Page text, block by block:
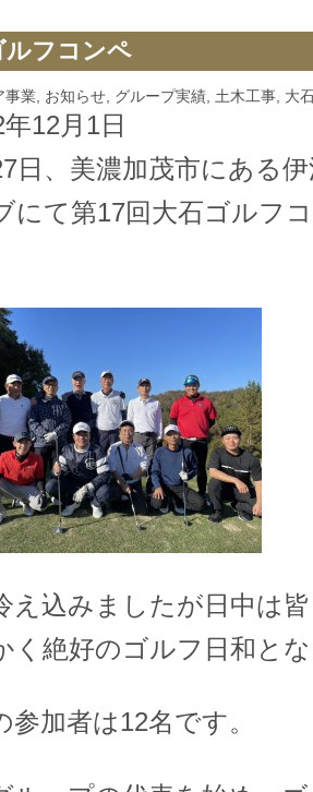
ルフコンペ
事業 お知らせ グループ実績 土木工事 大
12月1日
日、美濃加茂市にある
にて第17回大石ゴルフ
え込みましたが日中は
く絶好のゴルフ日和と
参加者は12名です。